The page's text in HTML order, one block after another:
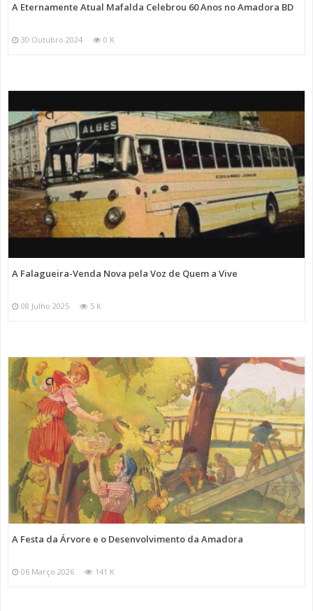
A Eternamente Atual Mafalda Celebrou 60 Anos no Amadora BD
30 Outubro 2024 0 K
A Falagueira-Venda Nova pela Voz de Quem a Vive
08 Julho 2025 5 K
A Festa da Árvore e o Desenvolvimento da Amadora
06 Março 2026 141 K